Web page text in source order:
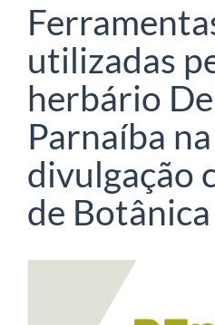
utilizadas
herbário
Parnaíba na
divulgação
de Botânica
lateral